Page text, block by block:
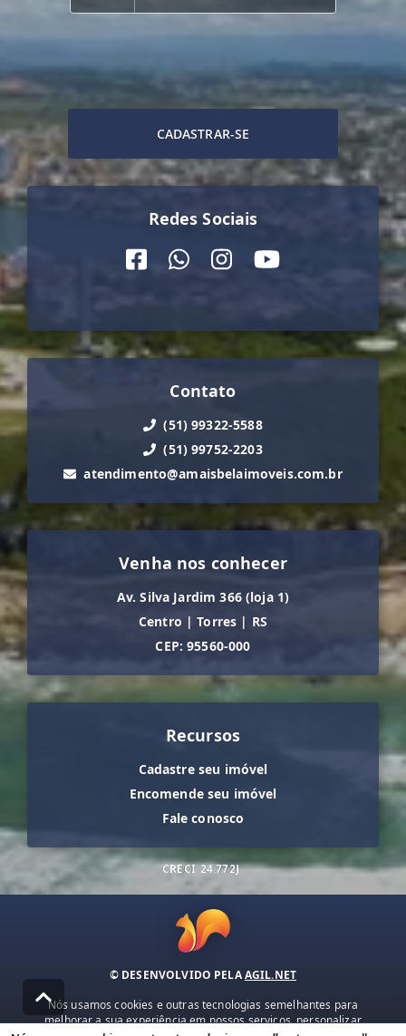
CADASTRAR-SE
Redes Sociais
Contato
(51) 99322-5588
(51) 99752-2203
atendimento@amaisbelaimoveis.com.br
Venha nos conhecer
Av. Silva Jardim 366 (loja 1)
Centro | Torres | RS
CEP: 95560-000
Recursos
Cadastre seu imóvel
Encomende seu imóvel
Fale conosco
CRECI 24.772J
© DESENVOLVIDO PELAAGIL.NET
Nós usamos cookies e outras tecnologias semelhantes para
melhorar a sua experiência em nossos serviços, personalizar